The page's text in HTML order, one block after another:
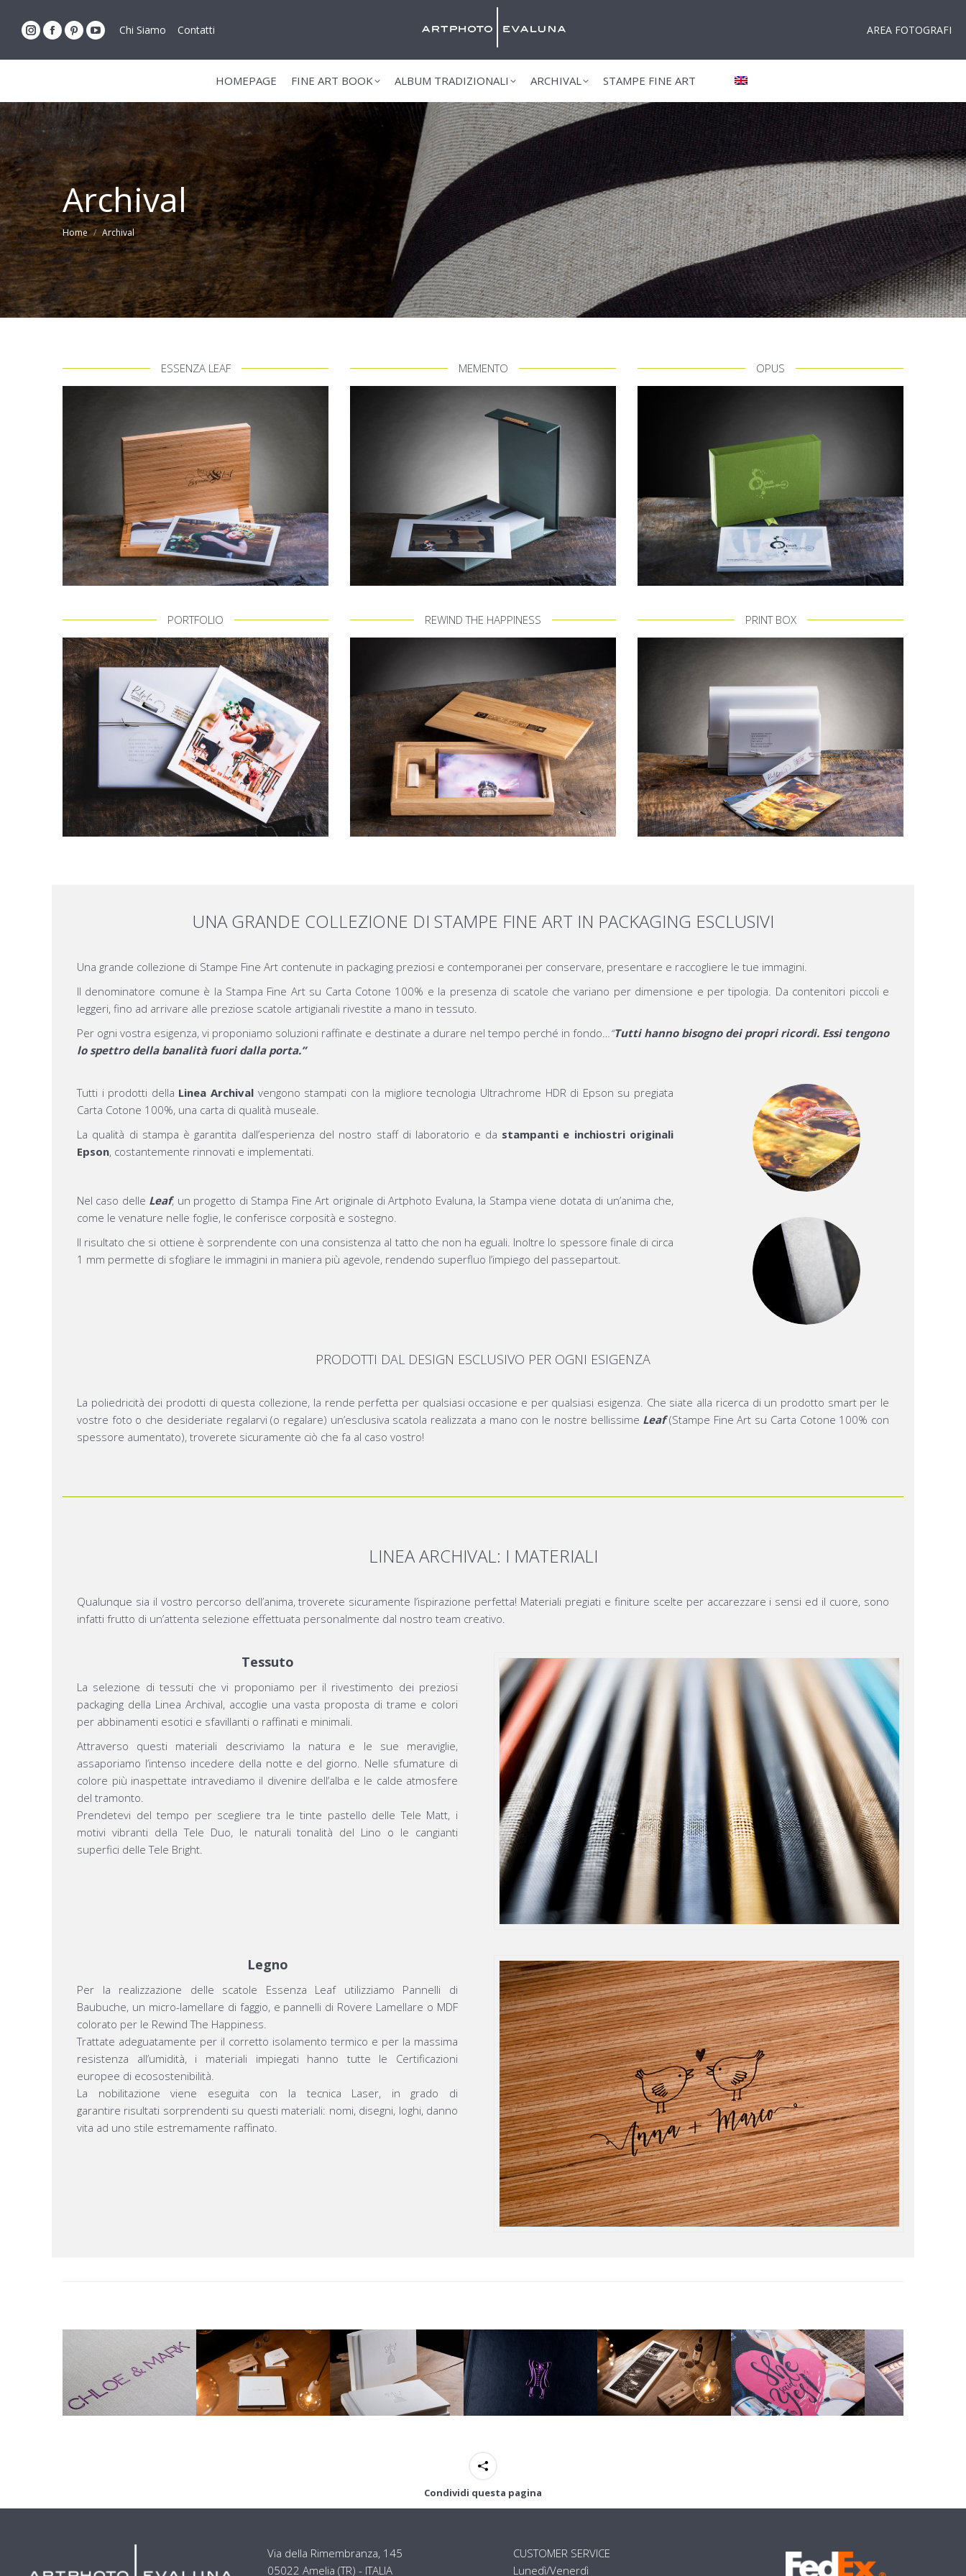
Chi Siamo Contatti AREA FOTOGRAFI
HOMEPAGE FINE ART BOOK ALBUM TRADIZIONALI ARCHIVAL STAMPE FINE ART
Archival
You are here:
Home Archival
ESSENZA LEAF MEMENTO OPUS
PORTFOLIO REWIND THE HAPPINESS PRINT BOX
UNA GRANDE COLLEZIONE DI STAMPE FINE ART IN PACKAGING ESCLUSIVI
Una grande collezione di Stampe Fine Art contenute in packaging preziosi e contemporanei per conservare, presentare e raccogliere le tue immagini.
Il denominatore comune è la Stampa Fine Art su Carta Cotone 100% e la presenza di scatole che variano per dimensione e per tipologia. Da contenitori piccoli e
leggeri, fino ad arrivare alle preziose scatole artigianali rivestite a mano in tessuto.
Per ogni vostra esigenza, vi proponiamo soluzioni raffinate e destinate a durare nel tempo perché in fondo…“Tutti hanno bisogno dei propri ricordi. Essi tengono
lo spettro della banalità fuori dalla porta.”
Tutti i prodotti della Linea Archivalvengono stampati con la migliore tecnologia Ultrachrome HDR di Epson su pregiata
Carta Cotone 100%, una carta di qualità museale.
La qualità di stampa è garantita dall’esperienza del nostro staff di laboratorio e da stampanti e inchiostri originali
Epson, costantemente rinnovati e implementati.
Nel caso delle Leaf, un progetto di Stampa Fine Art originale di Artphoto Evaluna, la Stampa viene dotata di un’anima che,
come le venature nelle foglie, le conferisce corposità e sostegno.
Il risultato che si ottiene è sorprendente con una consistenza al tatto che non ha eguali. Inoltre lo spessore finale di circa
1 mm permette di sfogliare le immagini in maniera più agevole, rendendo superfluo l’impiego del passepartout.
PRODOTTI DAL DESIGN ESCLUSIVO PER OGNI ESIGENZA
La poliedricità dei prodotti di questa collezione, la rende perfetta per qualsiasi occasione e per qualsiasi esigenza. Che siate alla ricerca di un prodotto smart per le
vostre foto o che desideriate regalarvi (o regalare) un’esclusiva scatola realizzata a mano con le nostre bellissime Leaf(Stampe Fine Art su Carta Cotone 100% con
spessore aumentato), troverete sicuramente ciò che fa al caso vostro!
LINEA ARCHIVAL: I MATERIALI
Qualunque sia il vostro percorso dell’anima, troverete sicuramente l’ispirazione perfetta! Materiali pregiati e finiture scelte per accarezzare i sensi ed il cuore, sono
infatti frutto di un’attenta selezione effettuata personalmente dal nostro team creativo.
Tessuto
La selezione di tessuti che vi proponiamo per il rivestimento dei preziosi
packaging della Linea Archival, accoglie una vasta proposta di trame e colori
per abbinamenti esotici e sfavillanti o raffinati e minimali.
Attraverso questi materiali descriviamo la natura e le sue meraviglie,
assaporiamo l’intenso incedere della notte e del giorno. Nelle sfumature di
colore più inaspettate intravediamo il divenire dell’alba e le calde atmosfere
del tramonto.
Prendetevi del tempo per scegliere tra le tinte pastello delle Tele Matt, i
motivi vibranti della Tele Duo, le naturali tonalità del Lino o le cangianti
superfici delle Tele Bright.
Legno
Per la realizzazione delle scatole Essenza Leaf utilizziamo Pannelli di
Baubuche, un micro-lamellare di faggio, e pannelli di Rovere Lamellare o MDF
colorato per le Rewind The Happiness.
Trattate adeguatamente per il corretto isolamento termico e per la massima
resistenza all’umidità, i materiali impiegati hanno tutte le Certificazioni
europee di ecosostenibilità.
La nobilitazione viene eseguita con la tecnica Laser, in grado di
garantire risultati sorprendenti su questi materiali: nomi, disegni, loghi, danno
vita ad uno stile estremamente raffinato.
Condividi questa pagina
Via della Rimembranza, 145
05022 Amelia (TR) - ITALIA
CUSTOMER SERVICE
Lunedì/Venerdì
HOMEPAGE FINE ART BOOK STAMPE FINE ART